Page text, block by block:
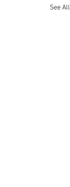
See All